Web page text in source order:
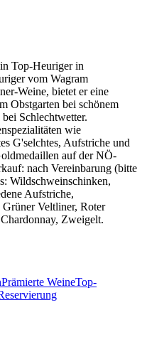
Top-Heuriger in
vom Wagram
Weine, bietet er eine
Obstgarten bei schönem
Schlechtwetter.
wie
G'selchtes, Aufstriche und
auf der NÖ-
nach Vereinbarung (bitte
Wildschweinschinken,
Aufstriche,
Grüner Veltliner, Roter
Zweigelt.
Prämierte WeineTop-